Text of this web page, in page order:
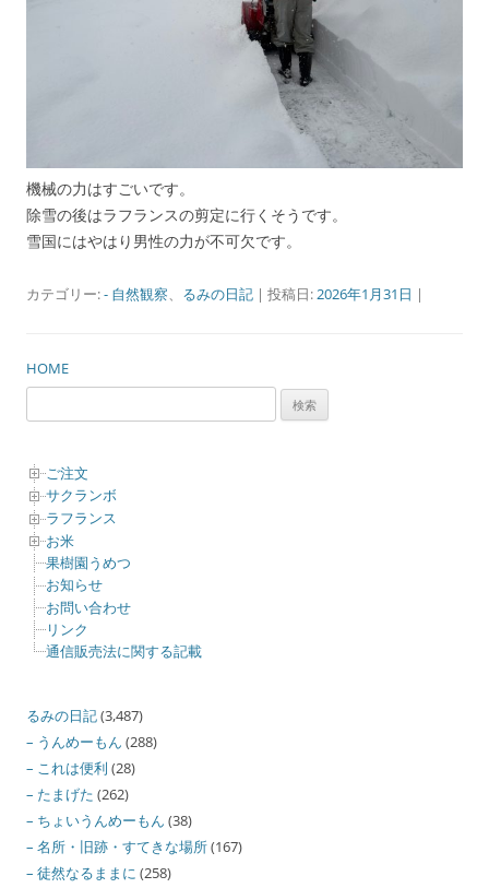
機械の力はすごいです。
除雪の後はラフランスの剪定に行くそうです。
雪国にはやはり男性の力が不可欠です。
カテゴリー:- 自然観察、 るみの日記 | 投稿日:2026年1月31日 |
HOME
検
ご注文
サクランボ
ラフランス
お米
果樹園うめつ
お知らせ
お問い合わせ
リンク
通信販売法に関する記載
るみの日記(3,487)
– うんめーもん (288)
– これは便利 (28)
– たまげた (262)
– ちょいうんめーもん (38)
– 名所・旧跡・すてきな場所(167)
– 徒然なるままに (258)